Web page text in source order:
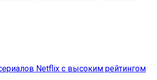
Netflix с высоким рейтингом